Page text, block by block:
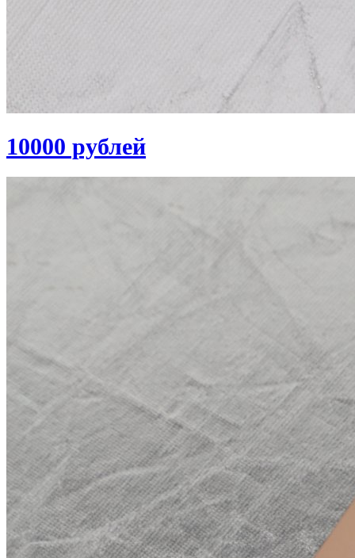
10000 рублей